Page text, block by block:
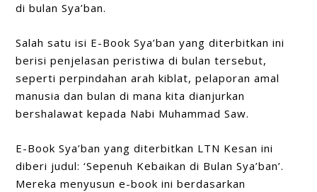
di bulan Sya’ban.
Salah satu isi E-Book Sya’ban yang diterbitkan ini
berisi penjelasan peristiwa di bulan tersebut,
seperti perpindahan arah kiblat, pelaporan amal
manusia dan bulan di mana kita dianjurkan
bershalawat kepada Nabi Muhammad Saw.
E-Book Sya’ban yang diterbitkan LTN Kesan ini
diberi judul: ‘Sepenuh Kebaikan di Bulan Sya’ban’.
Mereka menyusun e-book ini berdasarkan